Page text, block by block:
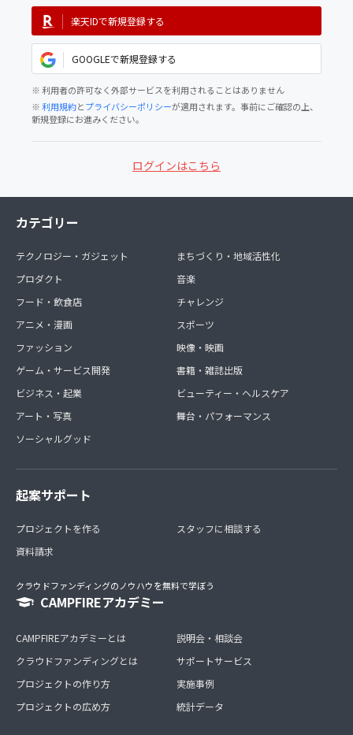
楽天IDで新規登録する
GOOGLEで新規登録する
※ 利用者の許可なく外部サービスを利用されることはありません
※利用規約とプライバシーポリシーが適用されます。事前にご確認の上、
新規登録にお進みください。
ログインはこちら
カテゴリー
テクノロジー・ガジェット
プロダクト
フード・飲食店
アニメ・漫画
ファッション
ゲーム・サービス開発
ビジネス・起業
アート・写真
ソーシャルグッド
まちづくり・地域活性化
音楽
チャレンジ
スポーツ
映像・映画
書籍・雑誌出版
ビューティー・ヘルスケア
舞台・パフォーマンス
起案サポート
プロジェクトを作る
資料請求
スタッフに相談する
クラウドファンディングのノウハウを無料で学ぼう
CAMPFIREアカデミー
CAMPFIREアカデミーとは
クラウドファンディングとは
プロジェクトの作り方
プロジェクトの広め方
説明会・相談会
サポートサービス
実施事例
統計データ